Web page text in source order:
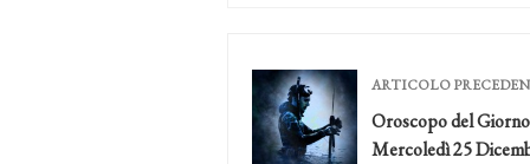
ARTICOLO
Oroscopo del Giorno
Mercoledì 25